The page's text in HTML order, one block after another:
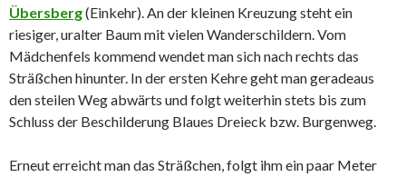
Übersberg(Einkehr). An der kleinen Kreuzung steht ein
riesiger, uralter Baum mit vielen Wanderschildern. Vom
Mädchenfels kommend wendet man sich nach rechts das
Sträßchen hinunter. In der ersten Kehre geht man geradeaus
den steilen Weg abwärts und folgt weiterhin stets bis zum
Schluss der Beschilderung Blaues Dreieck bzw. Burgenweg.
Erneut erreicht man das Sträßchen, folgt ihm ein paar Meter